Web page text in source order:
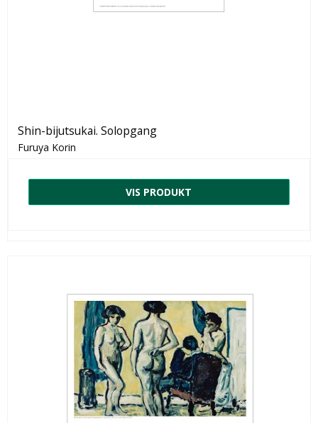
Shin-bijutsukai. Solopgang
Furuya Korin
VIS PRODUKT